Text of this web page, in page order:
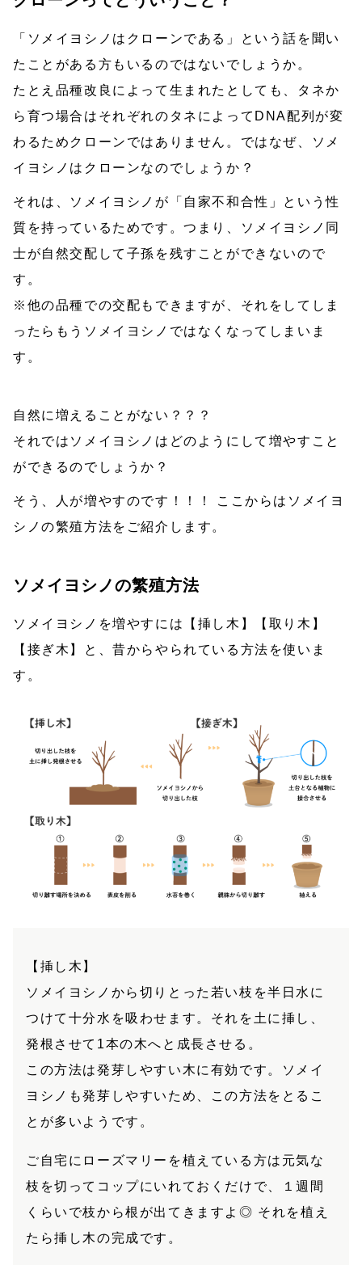
「ソメイヨシノはクローンである」という話を聞い
たことがある方もいるのではないでしょうか。
たとえ品種改良によって生まれたとしても、タネか
ら育つ場合はそれぞれのタネによってDNA配列が変
わるためクローンではありません。ではなぜ、ソメ
イヨシノはクローンなのでしょうか？
それは、ソメイヨシノが「自家不和合性」という性
質を持っているためです。つまり、ソメイヨシノ同
士が自然交配して子孫を残すことができないので
す。
※他の品種での交配もできますが、それをしてしま
ったらもうソメイヨシノではなくなってしまいま
す。
自然に増えることがない？？？
それではソメイヨシノはどのようにして増やすこと
ができるのでしょうか？
そう、人が増やすのです！！！ ここからはソメイヨ
シノの繁殖方法をご紹介します。
ソメイヨシノの繁殖方法
ソメイヨシノを増やすには【挿し木】【取り木】
【接ぎ木】と、昔からやられている方法を使いま
す。
【挿し木】
ソメイヨシノから切りとった若い枝を半日水に
つけて十分水を吸わせます。それを土に挿し、
発根させて1本の木へと成長させる。
この方法は発芽しやすい木に有効です。ソメイ
ヨシノも発芽しやすいため、この方法をとるこ
とが多いようです。
ご自宅にローズマリーを植えている方は元気な
枝を切ってコップにいれておくだけで、１週間
くらいで枝から根が出てきますよ◎ それを植え
たら挿し木の完成です。